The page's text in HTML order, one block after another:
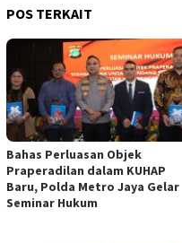
POS TERKAIT
Bahas Perluasan Objek
Praperadilan dalam KUHAP
Baru, Polda Metro Jaya Gelar
Seminar Hukum